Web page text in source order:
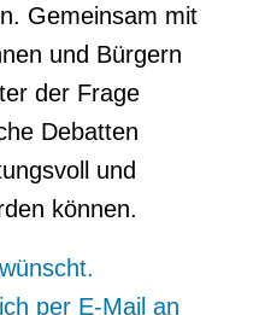
Gemeinsam mit
und Bürgern
der Frage
Debatten
und
können.
per E-Mail an